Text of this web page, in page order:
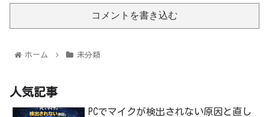
コメントを書き込む
ホーム 未分類
人気記事
PCでマイクが検出されない原因と直し